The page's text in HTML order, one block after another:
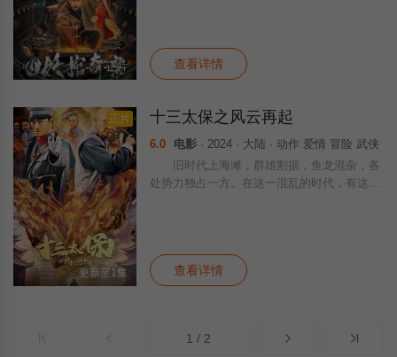
正片 查看详情
正片
更新至1集
十三太保之风云再起
6.0 电影 · 2024 · 大陆 · 动作 爱情 冒险 武侠
旧时代上海滩，群雄割据，鱼龙混杂，各
处势力独占一方。在这一混乱的时代，有这样
查看详情
1 / 2